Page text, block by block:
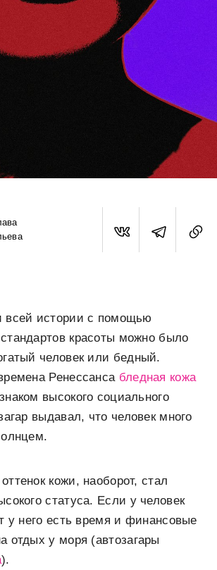
всей истории с помощью
красоты можно было
человек или бедный.
Ренессансабледная кожа
высокого социального
выдавал, что человек много
кожи, наоборот, стал
статуса. Если у человек
у него есть время и финансовые
отдых у моря (автозагары
).